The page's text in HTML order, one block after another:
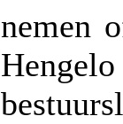
nemen